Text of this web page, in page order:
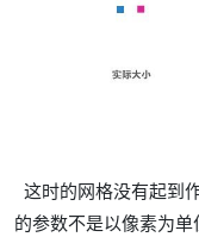
这时的网格没有起到
的参数不是以像素为